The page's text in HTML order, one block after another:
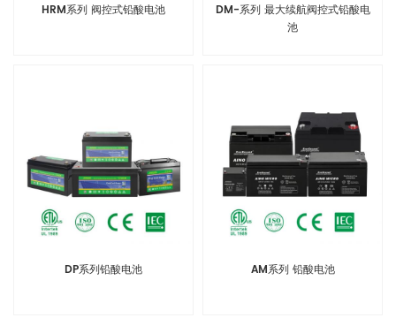
HRM系列 阀控式铅酸电池
DM-系列 最大续航阀控式铅酸电
池
DP系列铅酸电池 AM系列 铅酸电池